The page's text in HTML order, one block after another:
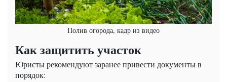
Полив огорода, кадр из видео
Как защитить участок
Юристы рекомендуют заранее привести документы в
порядок: